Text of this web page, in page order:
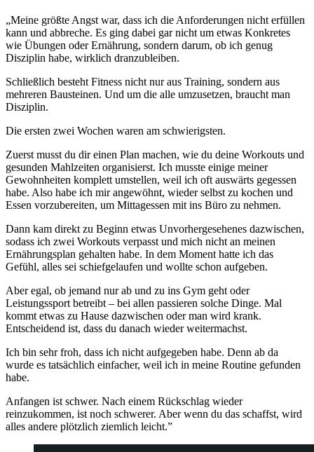
„Meine größte Angst war, dass ich die Anforderungen nicht erfüllen
kann und abbreche. Es ging dabei gar nicht um etwas Konkretes
wie Übungen oder Ernährung, sondern darum, ob ich genug
Disziplin habe, wirklich dranzubleiben.
Schließlich besteht Fitness nicht nur aus Training, sondern aus
mehreren Bausteinen. Und um die alle umzusetzen, braucht man
Disziplin.
Die ersten zwei Wochen waren am schwierigsten.
Zuerst musst du dir einen Plan machen, wie du deine Workouts und
gesunden Mahlzeiten organisierst. Ich musste einige meiner
Gewohnheiten komplett umstellen, weil ich oft auswärts gegessen
habe. Also habe ich mir angewöhnt, wieder selbst zu kochen und
Essen vorzubereiten, um Mittagessen mit ins Büro zu nehmen.
Dann kam direkt zu Beginn etwas Unvorhergesehenes dazwischen,
sodass ich zwei Workouts verpasst und mich nicht an meinen
Ernährungsplan gehalten habe. In dem Moment hatte ich das
Gefühl, alles sei schiefgelaufen und wollte schon aufgeben.
Aber egal, ob jemand nur ab und zu ins Gym geht oder
Leistungssport betreibt – bei allen passieren solche Dinge. Mal
kommt etwas zu Hause dazwischen oder man wird krank.
Entscheidend ist, dass du danach wieder weitermachst.
Ich bin sehr froh, dass ich nicht aufgegeben habe. Denn ab da
wurde es tatsächlich einfacher, weil ich in meine Routine gefunden
habe.
Anfangen ist schwer. Nach einem Rückschlag wieder
reinzukommen, ist noch schwerer. Aber wenn du das schaffst, wird
alles andere plötzlich ziemlich leicht.”